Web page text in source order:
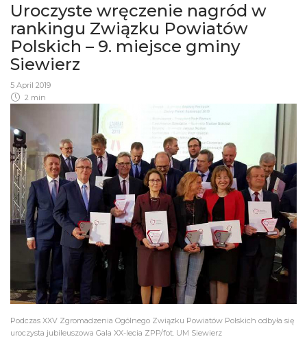
Uroczyste wręczenie nagród w
rankingu Związku Powiatów
Polskich – 9. miejsce gminy
Siewierz
5 April 2019
2 min
Podczas XXV Zgromadzenia Ogólnego Związku Powiatów Polskich odbyła się
uroczysta jubileuszowa Gala XX-lecia ZPP/fot. UM Siewierz